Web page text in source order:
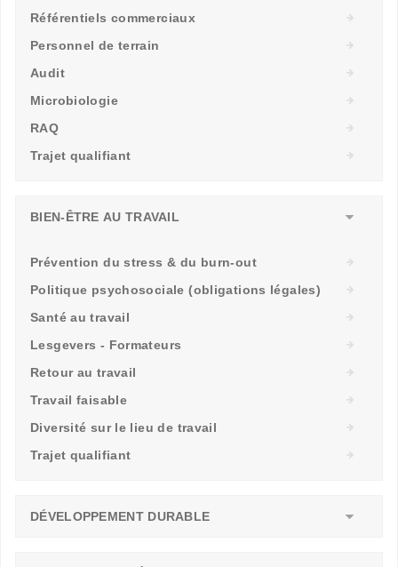
Référentiels commerciaux
Personnel de terrain
Audit
Microbiologie
RAQ
Trajet qualifiant
BIEN-ÊTRE AU TRAVAIL
Prévention du stress & du burn-out
Politique psychosociale (obligations légales)
Santé au travail
Lesgevers - Formateurs
Retour au travail
Travail faisable
Diversité sur le lieu de travail
Trajet qualifiant
DÉVELOPPEMENT DURABLE